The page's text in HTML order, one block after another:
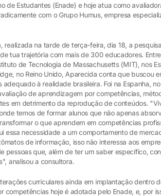
de Estudantes (Enade) e hoje atua como
com o Grupo Humus, empresa
realizada na tarde de terça-feira, dia 18, a
tua trajetória com mais de 300 educadores.
de Tecnologia de Massachusetts (MIT), nos
no Reino Unido, Aparecida conta que buscou
adequado à realidade brasileira. Foi na Espanha,
de aprendizagem por competências,
em detrimento da reprodução de conteúdos.
temos de formar alunos que não apenas
o que aprendem em competências
essa necessidade a um comportamento de
de informação, isso não interessa aos
pessoas que, além de ter um saber específico,
analisou a consultora.
curriculares ainda em implantação dentro
competências hoje é adotada pelo Enade, e, por